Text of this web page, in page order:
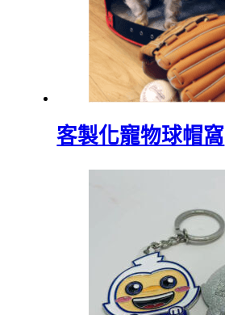
客製化寵物球帽窩